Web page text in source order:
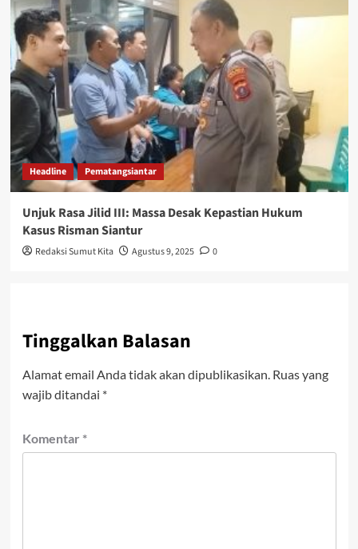
Headline Pematangsiantar
Unjuk Rasa Jilid III: Massa Desak Kepastian Hukum
Kasus Risman Siantur
Redaksi Sumut Kita Agustus 9, 2025 0
Tinggalkan Balasan
Alamat email Anda tidak akan dipublikasikan. Ruas yang
wajib ditandai *
Komentar *